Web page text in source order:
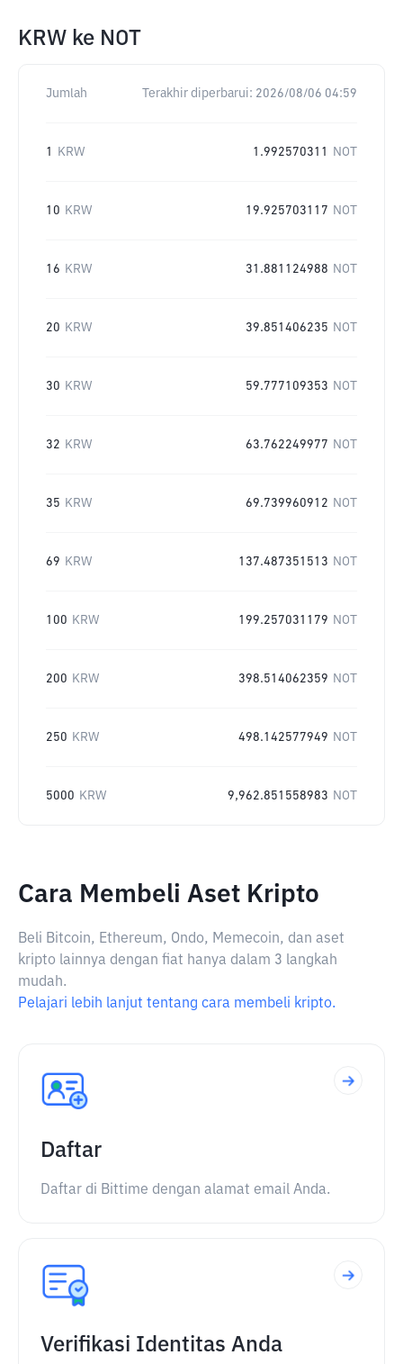
KRW ke NOT
Jumlah Terakhir diperbarui: 2026/08/06 04:59
1 KRW 1.992570311 NOT
10 KRW 19.925703117 NOT
16 KRW 31.881124988 NOT
20 KRW 39.851406235 NOT
30 KRW 59.777109353 NOT
32 KRW 63.762249977 NOT
35 KRW 69.739960912 NOT
69 KRW 137.487351513 NOT
100 KRW 199.257031179 NOT
200 KRW 398.514062359 NOT
250 KRW 498.142577949 NOT
5000 KRW 9,962.851558983 NOT
Cara Membeli Aset Kripto
Beli Bitcoin, Ethereum, Ondo, Memecoin, dan aset
kripto lainnya dengan fiat hanya dalam 3 langkah
mudah.
Pelajari lebih lanjut tentang cara membeli kripto.
Daftar
Daftar di Bittime dengan alamat email Anda.
Verifikasi Identitas Anda